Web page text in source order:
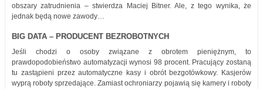
obszary zatrudnienia – stwierdza Maciej Bitner. Ale, z tego wynika, że
jednak będą nowe zawody…
BIG DATA – PRODUCENT BEZROBOTNYCH
Jeśli chodzi o osoby związane z obrotem pieniężnym, to
prawdopodobieństwo automatyzacji wynosi 98 procent. Pracujący zostaną
tu zastąpieni przez automatyczne kasy i obrót bezgotówkowy. Kasjerów
wyprą roboty sprzedające. Zamiast ochroniarzy pojawią się kamery i roboty